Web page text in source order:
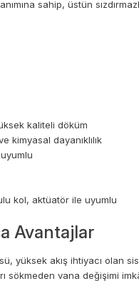
sahip, üstün
kaliteli döküm
kimyasal dayanıklılık
kol, aktüatör ile uyumlu
Avantajlar
yüksek akış ihtiyacı olan
sökmeden vana değişimi